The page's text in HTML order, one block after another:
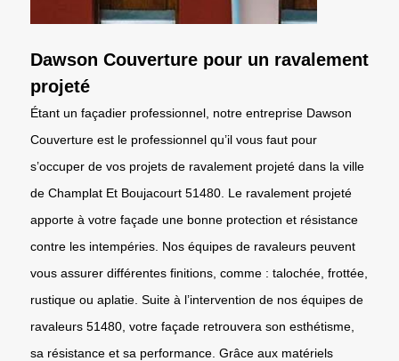
Dawson Couverture pour un ravalement
projeté
Étant un façadier professionnel, notre entreprise Dawson
Couverture est le professionnel qu’il vous faut pour
s’occuper de vos projets de ravalement projeté dans la ville
de Champlat Et Boujacourt 51480. Le ravalement projeté
apporte à votre façade une bonne protection et résistance
contre les intempéries. Nos équipes de ravaleurs peuvent
vous assurer différentes finitions, comme : talochée, frottée,
rustique ou aplatie. Suite à l’intervention de nos équipes de
ravaleurs 51480, votre façade retrouvera son esthétisme,
sa résistance et sa performance. Grâce aux matériels